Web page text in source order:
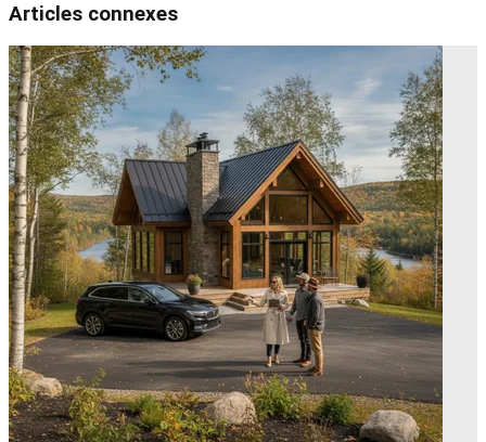
Articles connexes